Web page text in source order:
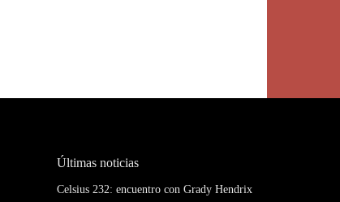
Últimas noticias
Celsius 232: encuentro con Grady Hendrix